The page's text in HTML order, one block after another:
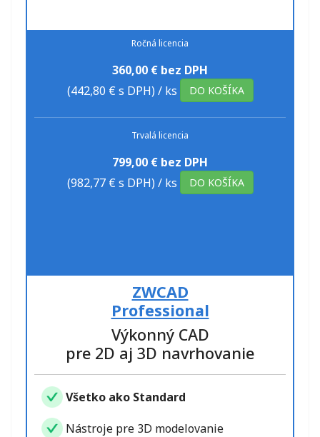
Ročná licencia
360,00 € bez DPH
(442,80 € s DPH) / ks DO KOŠÍKA
Trvalá licencia
799,00 € bez DPH
(982,77 € s DPH) / ks DO KOŠÍKA
ZWCAD
Professional
Výkonný CAD
pre 2D aj 3D navrhovanie
Všetko ako Standard
Nástroje pre 3D modelovanie